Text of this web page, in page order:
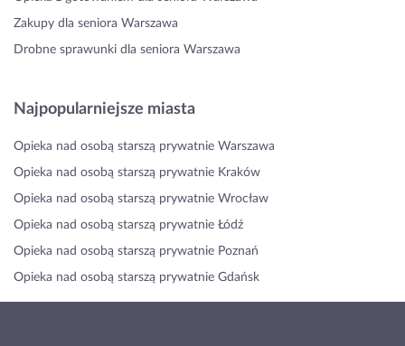
Zakupy dla seniora Warszawa
Drobne sprawunki dla seniora Warszawa
Najpopularniejsze miasta
Opieka nad osobą starszą prywatnie Warszawa
Opieka nad osobą starszą prywatnie Kraków
Opieka nad osobą starszą prywatnie Wrocław
Opieka nad osobą starszą prywatnie Łódź
Opieka nad osobą starszą prywatnie Poznań
Opieka nad osobą starszą prywatnie Gdańsk